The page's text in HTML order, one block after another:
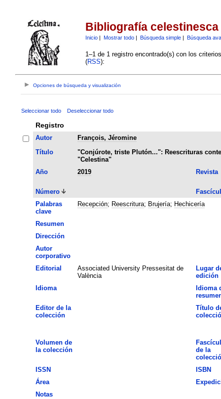
Bibliografía celestinesca
Inicio| Mostrar todo| Búsqueda simple| Búsqueda
1–1 de 1 registro encontrado(s) con los
(RSS):
Opciones de búsqueda y visualización
Seleccionar todo Deseleccionar todo
Registro
Autor
François, Jéromine
Título
"Conjúrote, triste Plutón...": Reescrituras
"Celestina"
Año
2019 Revista
Número
Palabras
clave
Recepción; Reescritura; Brujería; Hechicería
Resumen
Dirección
Autor
corporativo
Editorial
Associated University Pressesitat de
València
Lugar
edición
Idioma
Idioma
Editor de la
colección
Título
Volumen de
la colección
de la
ISSN
ISBN
Área
Notas